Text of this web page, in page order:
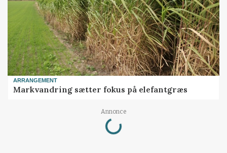
ARRANGEMENT
Markvandring sætter fokus på elefantgræs
Annonce
Loading...